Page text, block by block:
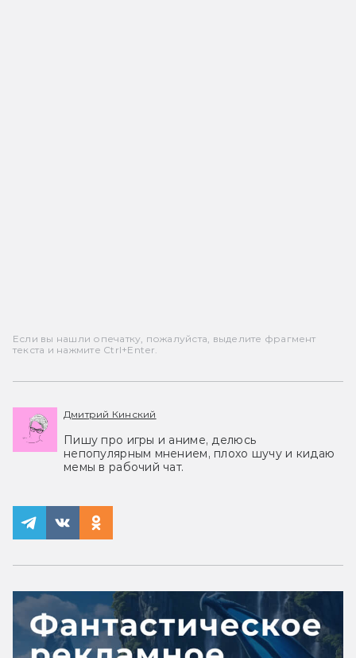
Если вы нашли опечатку, пожалуйста, выделите фрагмент
текста и нажмите Ctrl+Enter.
Дмитрий Кинский
Пишу про игры и аниме, делюсь
непопулярным мнением, плохо шучу и кидаю
мемы в рабочий чат.